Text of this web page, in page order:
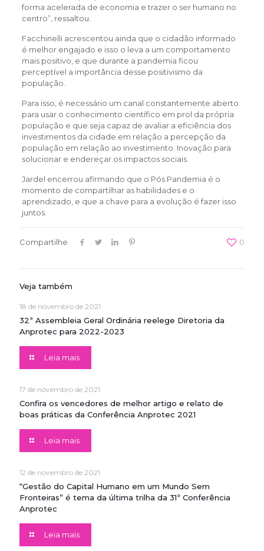
forma acelerada de economia e trazer o ser humano no
centro”, ressaltou.
Facchinelli acrescentou ainda que o cidadão informado
é melhor engajado e isso o leva a um comportamento
mais positivo, e que durante a pandemia ficou
perceptível a importância desse positivismo da
população.
Para isso, é necessário um canal constantemente aberto
para usar o conhecimento científico em prol da própria
população e que seja capaz de avaliar a eficiência dos
investimentos da cidade em relação a percepção da
população em relação ao investimento. Inovação para
solucionar e endereçar os impactos sociais.
Jardel encerrou afirmando que o Pós Pandemia é o
momento de compartilhar as habilidades e o
aprendizado, e que a chave para a evolução é fazer isso
juntos.
Compartilhe 0
Veja também
18 de novembro de 2021
32ª Assembleia Geral Ordinária reelege Diretoria da
Anprotec para 2022-2023
Leia mais
17 de novembro de 2021
Confira os vencedores de melhor artigo e relato de
boas práticas da Conferência Anprotec 2021
Leia mais
12 de novembro de 2021
“Gestão do Capital Humano em um Mundo Sem
Fronteiras” é tema da última trilha da 31ª Conferência
Anprotec
Leia mais